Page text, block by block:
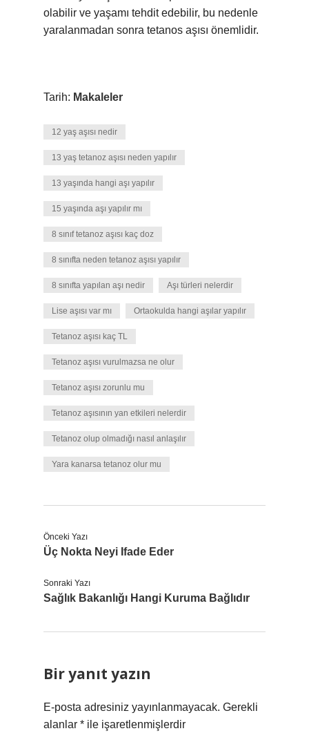
olabilir ve yaşamı tehdit edebilir, bu nedenle
yaralanmadan sonra tetanos aşısı önemlidir.
Tarih: Makaleler
12 yaş aşısı nedir
13 yaş tetanoz aşısı neden yapılır
13 yaşında hangi aşı yapılır
15 yaşında aşı yapılır mı
8 sınıf tetanoz aşısı kaç doz
8 sınıfta neden tetanoz aşısı yapılır
8 sınıfta yapılan aşı nedir Aşı türleri nelerdir
Lise aşısı var mı Ortaokulda hangi aşılar yapılır
Tetanoz aşısı kaç TL
Tetanoz aşısı vurulmazsa ne olur
Tetanoz aşısı zorunlu mu
Tetanoz aşısının yan etkileri nelerdir
Tetanoz olup olmadığı nasıl anlaşılır
Yara kanarsa tetanoz olur mu
Önceki Yazı
Üç Nokta Neyi Ifade Eder
Sonraki Yazı
Sağlık Bakanlığı Hangi Kuruma Bağlıdır
Bir yanıt yazın
E-posta adresiniz yayınlanmayacak. Gerekli
alanlar * ile işaretlenmişlerdir